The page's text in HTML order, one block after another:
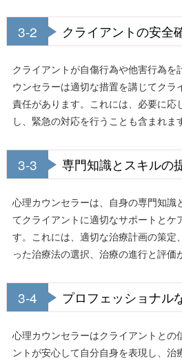
3-2 クライアントの安全
クライアントが自傷行為や他害行為を
ウンセラーは適切な措置を講じてクラ
責任があります。これには、必要に応
し、緊急の対応を行うことも含まれま
3-3 専門知識とスキルの
心理カウンセラーは、自身の専門知識
てクライアントに適切なサポートとケ
す。これには、適切な治療計画の策定
った治療法の選択、治療の進行と評価
3-4 プロフェッショナル
心理カウンセラーはクライアントとの
ントが安心して自分自身を表現し、治